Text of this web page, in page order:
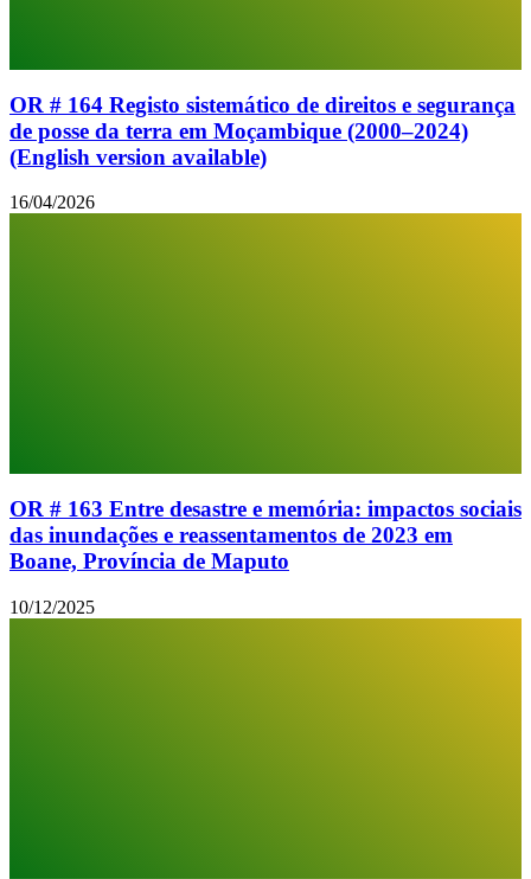
OR # 164 Registo sistemático de direitos e segurança
de posse da terra em Moçambique (2000–2024)
(English version available)
16/04/2026
OR # 163 Entre desastre e memória: impactos sociais
das inundações e reassentamentos de 2023 em
Boane, Província de Maputo
10/12/2025